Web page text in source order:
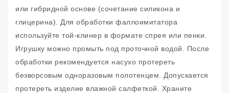
или гибридной основе (сочетание силикона и
глицерина). Для обработки фаллоимитатора
используйте той-клинер в формате спрея или пенки.
Игрушку можно промыть под проточной водой. После
обработки рекомендуется насухо протереть
безворсовым одноразовым полотенцем. Допускается
протереть изделие влажной салфеткой. Храните